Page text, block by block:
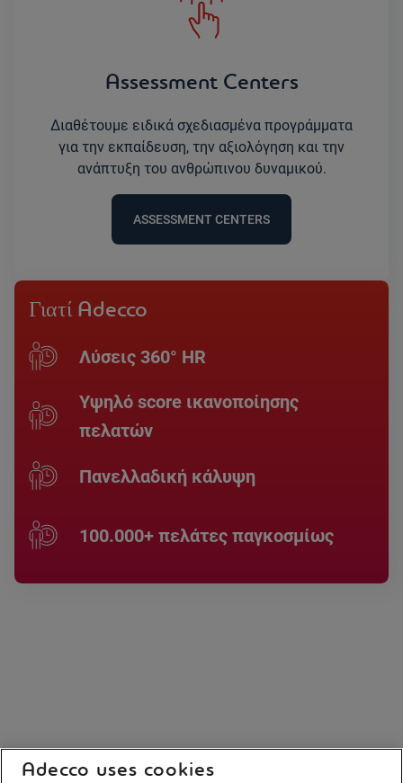
Assessment Centers
Διαθέτουμε ειδικά σχεδιασμένα προγράμματα
για την εκπαίδευση, την αξιoλόγηση και την
ανάπτυξη του ανθρώπινου δυναμικού.
ASSESSMENT CENTERS
Γιατί Adecco
Λύσεις 360° ΗR
Υψηλό score ικανοποίησης
πελατών
Πανελλαδική κάλυψη
100.000+ πελάτες παγκοσμίως
Adecco uses cookies